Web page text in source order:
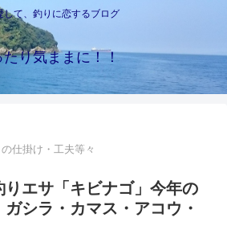
して、釣りに恋するブログ
たり気ままに！！
仕掛け・工夫等々
りエサ「キビナゴ」今年の
シラ・カマス・アコウ・